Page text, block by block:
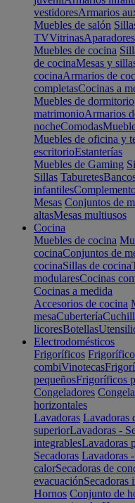
vestidoresArmarios
Muebles de salón
TVVitrinasAparadores
Muebles de cocina
de cocinaMesas y
cocinaArmarios de
completasCocinas a
Muebles de dormitorio
matrimonioArmarios
nocheComodas
Muebles de oficina y
escritorioEstanterías
Muebles de Gaming
Sillas Taburetes
infantiles
Mesas Conjuntos de
altasMesas multiusos
Cocina
Muebles de cocina
cocinaConjuntos de
cocinaSillas de cocina
modularesCocinas
Cocinas a medida
Accesorios de cocina
mesaCubertería
licoresBotellas
Electrodomésticos
Frigoríficos
combiVinotecas
pequeñosFrigoríficos
Congeladores
horizontales
Lavadoras Lavadoras
superiorLavadoras -
integrablesLavadoras
Secadoras Lavadoras
calorSecadoras de
evacuaciónSecadoras
Hornos Conjunto de